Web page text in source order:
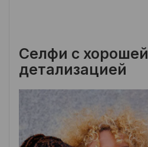
Селфи с хорошей
детализацией